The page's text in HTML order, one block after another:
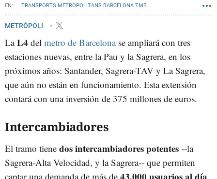
TRANSPORTS METROPOLITANS BARCELONA TMB
METRO BARCELONA
METRÓPOLI
LaL4 del metro de Barcelonase ampliará con tres
estaciones nuevas, entre la Pau y la Sagrera, en los
próximos años: Santander, Sagrera-TAV y La Sagrera,
que aún no están en funcionamiento. Esta extensión
contará con una inversión de 375 millones de euros.
Intercambiadores
El tramo tiene dos intercambiadores potentes --la
Sagrera-Alta Velocidad, y la Sagrera-- que permiten
captar una demanda de más de 43.000 usuarios al día,